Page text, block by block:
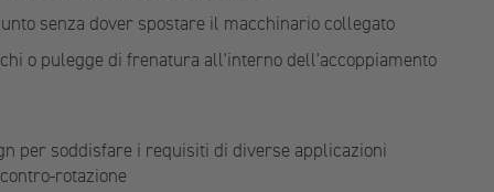
senza dover spostare il macchinario collegato
o pulegge di frenatura all'interno dell'accoppiamento
per soddisfare i requisiti di diverse applicazioni
rotazione